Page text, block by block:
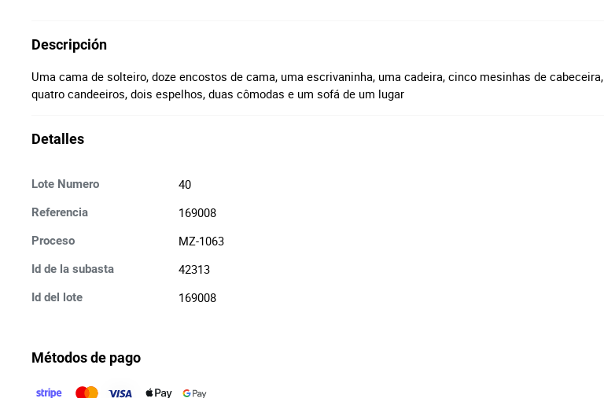
Descripción
Uma cama de solteiro, doze encostos de cama, uma escrivaninha, uma cadeira, cinco mesinhas de cabeceira,
quatro candeeiros, dois espelhos, duas cômodas e um sofá de um lugar
Detalles
Lote Numero 40
Referencia 169008
Proceso MZ-1063
Id de la subasta 42313
Id del lote 169008
Métodos de pago